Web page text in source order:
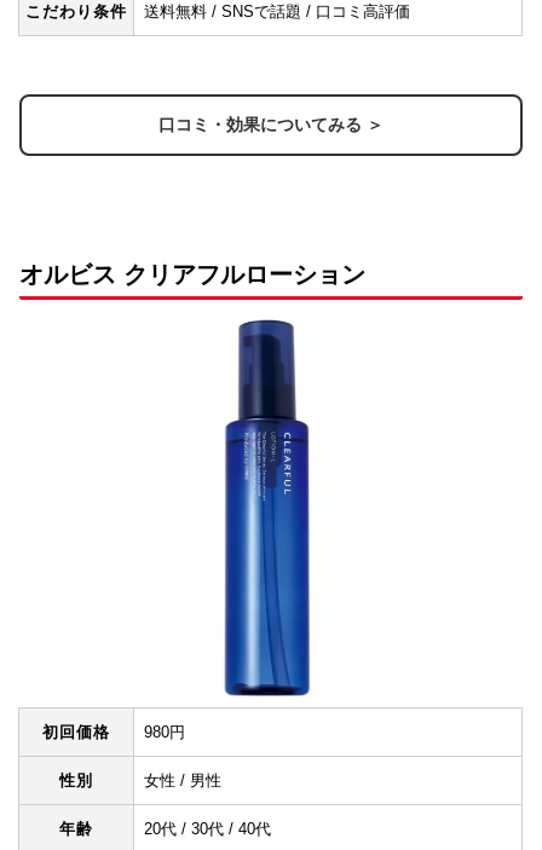
こだわり条件 送料無料 / SNSで話題 / 口コミ高評価
口コミ・効果についてみる ＞
オルビス クリアフルローション
初回価格 980円
性別 女性 / 男性
年齢 20代 / 30代 / 40代